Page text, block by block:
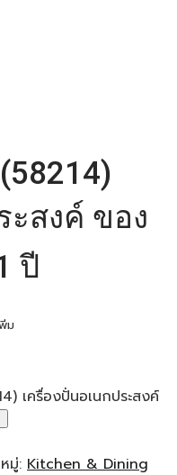
ะสงค์ ของ
ปี
ม
เครื่องปั่นอเนกประสงค์
มู่: Kitchen & Dining